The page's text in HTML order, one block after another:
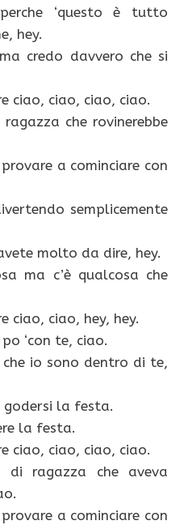
‘questo è tutto
hey.
credo davvero che si
ciao, ciao, ciao, ciao.
che rovinerebbe
a cominciare con
semplicemente
molto da dire, hey.
ma c’è qualcosa che
ciao, ciao, hey, hey.
‘con te, ciao.
io sono dentro di te,
la festa.
la festa.
ciao, ciao, ciao, ciao.
ragazza che aveva
a cominciare con